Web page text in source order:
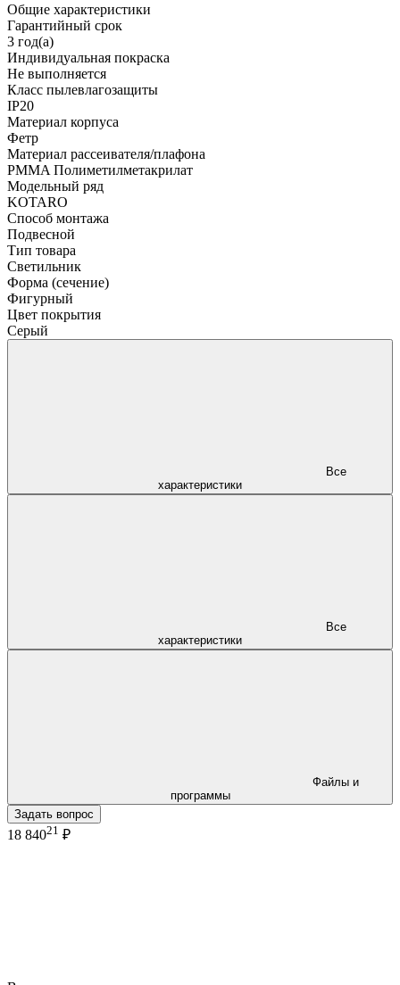
Общие характеристики
Гарантийный срок
3 год(а)
Индивидуальная покраска
Не выполняется
Класс пылевлагозащиты
IP20
Материал корпуса
Фетр
Материал рассеивателя/плафона
PMMA Полиметилметакрилат
Модельный ряд
KOTARO
Способ монтажа
Подвесной
Тип товара
Светильник
Форма (сечение)
Фигурный
Цвет покрытия
Серый
характеристики
характеристики
программы
Задать вопрос
18 84021 ₽